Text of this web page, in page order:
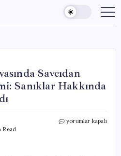
Savcıdan
Sanıklar Hakkında
Read
TBMM
yorumlar kapalı